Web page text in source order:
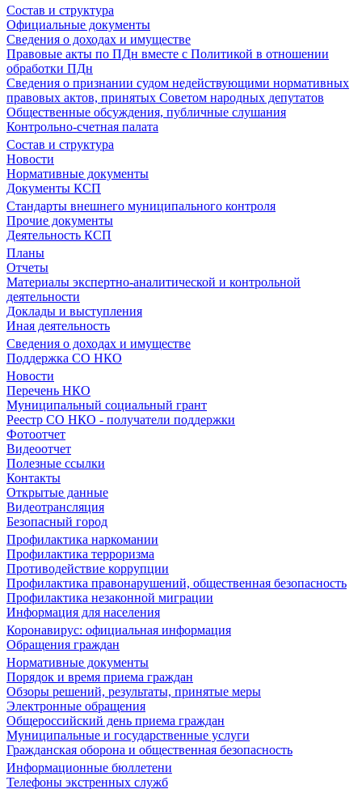
Состав и структура
Официальные документы
Сведения о доходах и имуществе
Правовые акты по ПДн вместе с Политикой в отношении
обработки ПДн
Сведения о признании судом недействующими нормативных
правовых актов, принятых Советом народных депутатов
Общественные обсуждения, публичные слушания
Контрольно-счетная палата
Состав и структура
Новости
Нормативные документы
Документы КСП
Стандарты внешнего муниципального контроля
Прочие документы
Деятельность КСП
Планы
Отчеты
Материалы экспертно-аналитической и контрольной
деятельности
Доклады и выступления
Иная деятельность
Сведения о доходах и имуществе
Поддержка СО НКО
Новости
Перечень НКО
Муниципальный социальный грант
Реестр СО НКО - получатели поддержки
Фотоотчет
Видеоотчет
Полезные ссылки
Контакты
Открытые данные
Видеотрансляция
Безопасный город
Профилактика наркомании
Профилактика терроризма
Противодействие коррупции
Профилактика правонарушений, общественная безопасность
Профилактика незаконной миграции
Информация для населения
Коронавирус: официальная информация
Обращения граждан
Нормативные документы
Порядок и время приема граждан
Обзоры решений, результаты, принятые меры
Электронные обращения
Общероссийский день приема граждан
Муниципальные и государственные услуги
Гражданская оборона и общественная безопасность
Информационные бюллетени
Телефоны экстренных служб